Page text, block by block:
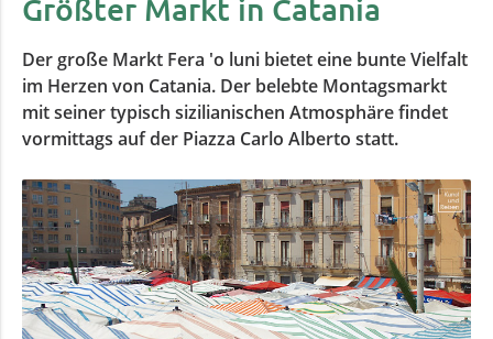
Größter Markt in Catania
Der große Markt Fera 'o luni bietet eine bunte Vielfalt
im Herzen von Catania. Der belebte Montagsmarkt
mit seiner typisch sizilianischen Atmosphäre findet
vormittags auf der Piazza Carlo Alberto statt.